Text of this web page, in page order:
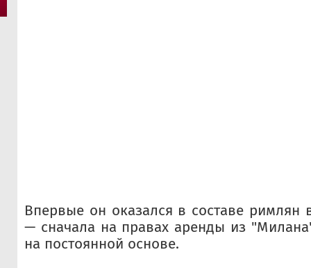
Впервые он оказался в составе римлян
— сначала на правах аренды из
на постоянной основе.